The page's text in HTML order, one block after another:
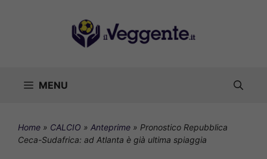
MENU
Home » CALCIO » Anteprime » Pronostico Repubblica
Ceca-Sudafrica: ad Atlanta è già ultima spiaggia